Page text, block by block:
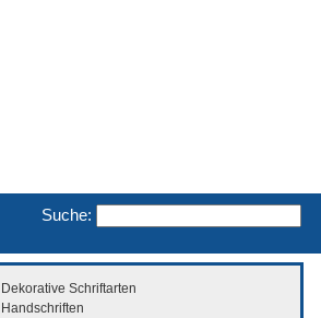
Suche:
Dekorative Schriftarten
Handschriften